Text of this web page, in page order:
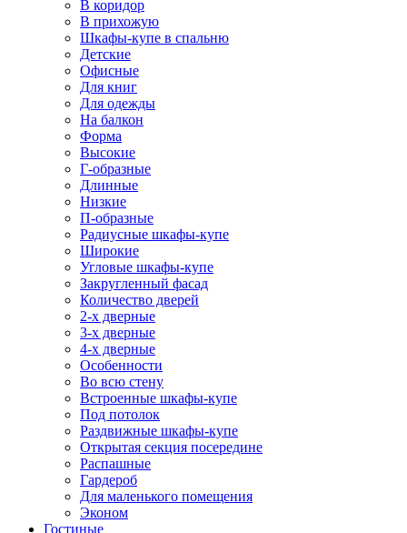
В коридор
В прихожую
Шкафы-купе в спальню
Детские
Офисные
Для книг
Для одежды
На балкон
Форма
Высокие
Г-образные
Длинные
Низкие
П-образные
Радиусные шкафы-купе
Широкие
Угловые шкафы-купе
Закругленный фасад
Количество дверей
2-х дверные
3-х дверные
4-х дверные
Особенности
Во всю стену
Встроенные шкафы-купе
Под потолок
Раздвижные шкафы-купе
Открытая секция посередине
Распашные
Гардероб
Для маленького помещения
Эконом
Гостиные